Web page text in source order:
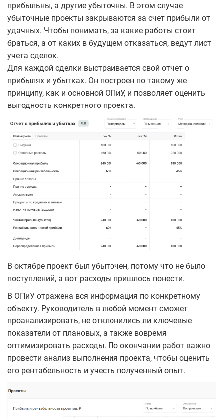
прибыльны, а другие убыточны. В этом случае
убыточные проекты закрываются за счет прибыли от
удачных. Чтобы понимать, за какие работы стоит
браться, а от каких в будущем отказаться, ведут лист
учета сделок.
Для каждой сделки выстраивается свой отчет о
прибылях и убытках. Он построен по такому же
принципу, как и основной ОПиУ, и позволяет оценить
выгодность конкретного проекта.
В октябре проект был убыточен, потому что не было
поступлений, а вот расходы пришлось понести.
В ОПиУ отражена вся информация по конкретному
объекту. Руководитель в любой момент сможет
проанализировать, не отклонились ли ключевые
показатели от плановых, а также вовремя
оптимизировать расходы. По окончании работ важно
провести анализ выполнения проекта, чтобы оценить
его рентабельность и учесть полученный опыт.